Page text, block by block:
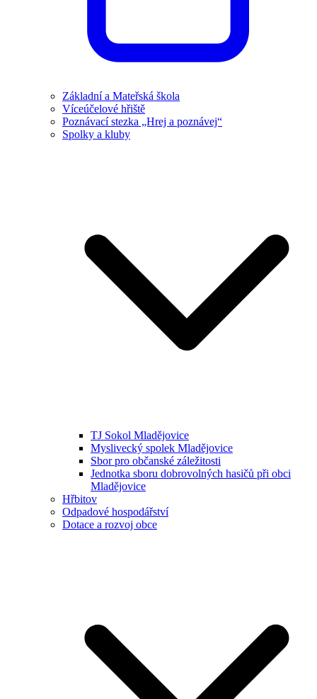
Základní a Mateřská škola
Víceúčelové hřiště
Poznávací stezka „Hrej a poznávej“
Spolky a kluby
TJ Sokol Mladějovice
Myslivecký spolek Mladějovice
Sbor pro občanské záležitosti
Jednotka sboru dobrovolných hasičů při obci
Mladějovice
Hřbitov
Odpadové hospodářství
Dotace a rozvoj obce